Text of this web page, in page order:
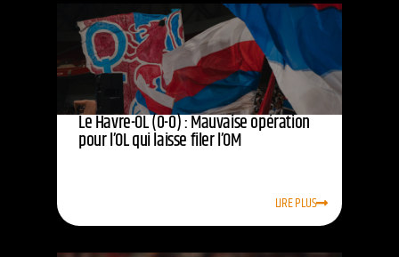
Le Havre-OL (0-0) : Mauvaise opération
pour l’OL qui laisse filer l’OM
LIRE PLUS